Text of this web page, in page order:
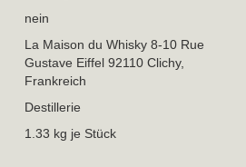
nein
La Maison du Whisky 8-10 Rue
Gustave Eiffel 92110 Clichy,
Frankreich
Destillerie
1.33 kg je Stück